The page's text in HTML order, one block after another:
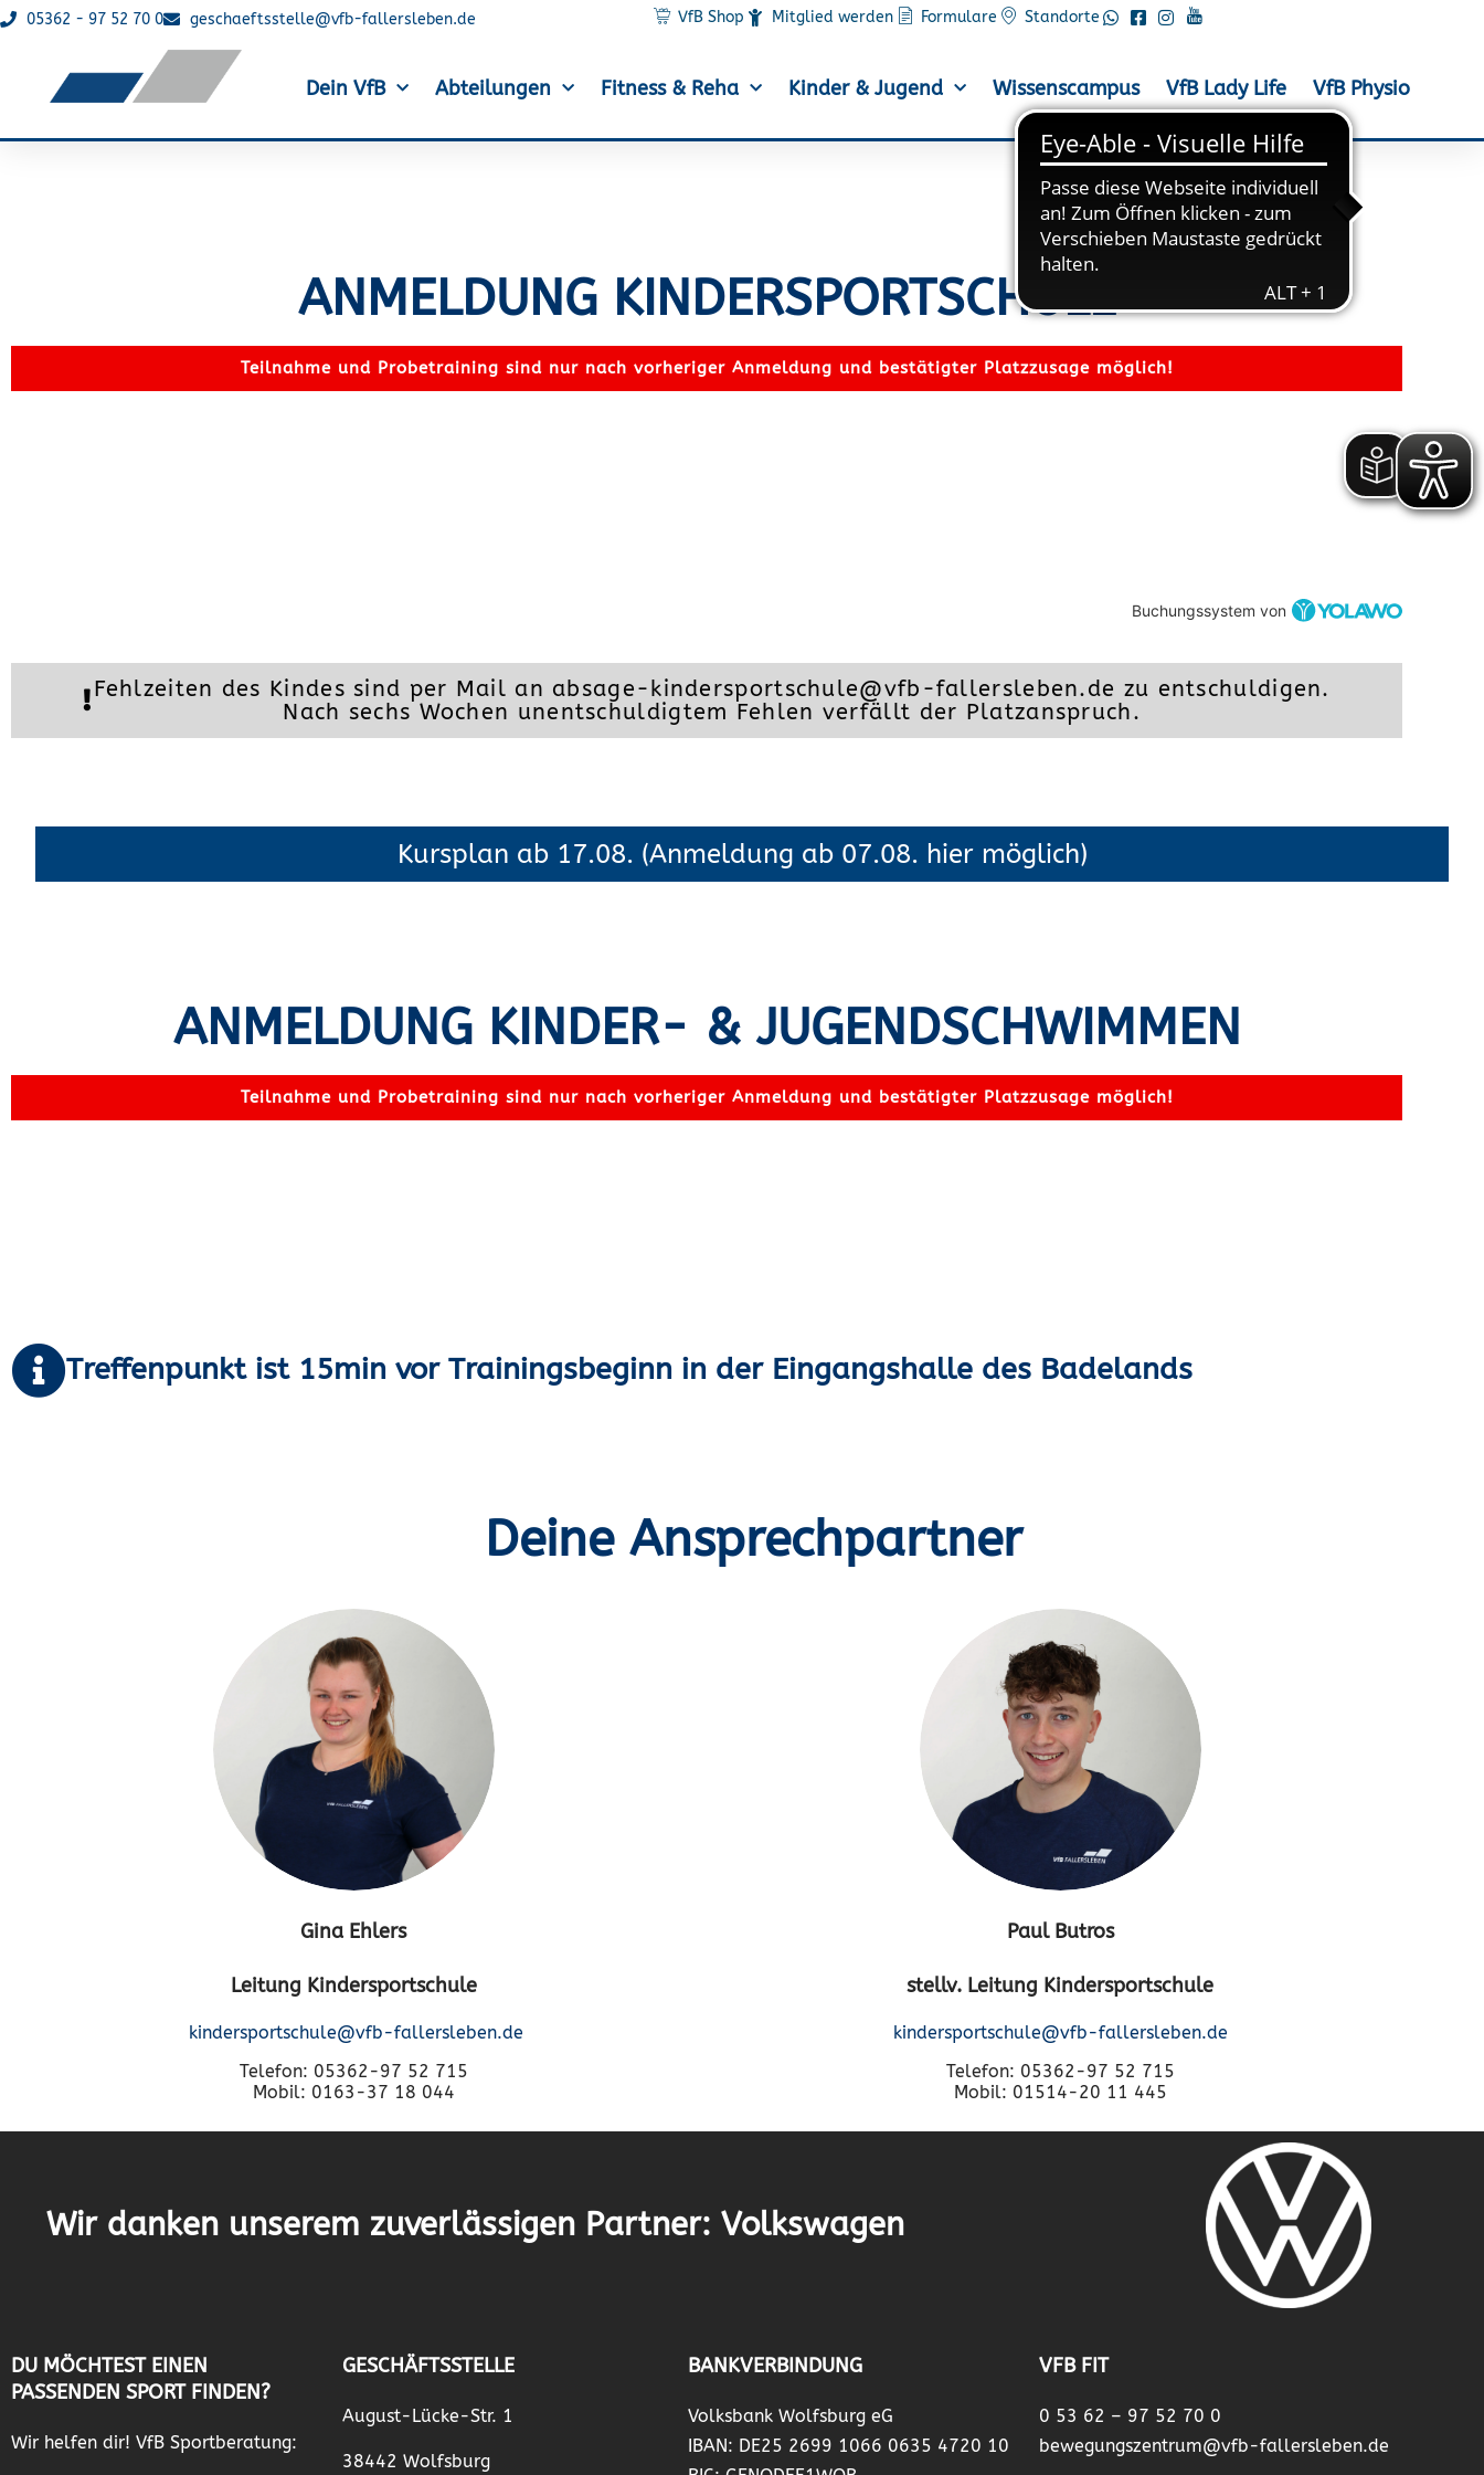
05362 - 97 52 70 0 geschaeftsstelle@vfb-fallersleben.de VfB Shop Mitglied werden Formulare Standorte
Dein VfB Abteilungen Fitness & Reha Kinder & Jugend Wissenscampus VfB Lady Life VfB Physio
ANMELDUNG KINDERSPORTSCHULE
Teilnahme und Probetraining sind nur nach vorheriger Anmeldung und bestätigter Platzzusage möglich!
Buchungssystem von
Fehlzeiten des Kindes sind per Mail an absage-kindersportschule@vfb-fallersleben.de zu entschuldigen.
Nach sechs Wochen unentschuldigtem Fehlen verfällt der Platzanspruch.
Kursplan ab 17.08. (Anmeldung ab 07.08. hier möglich)
ANMELDUNG KINDER- & JUGENDSCHWIMMEN
Teilnahme und Probetraining sind nur nach vorheriger Anmeldung und bestätigter Platzzusage möglich!
Treffenpunkt ist 15min vor Trainingsbeginn in der Eingangshalle des Badelands
Deine Ansprechpartner
Gina Ehlers
Leitung Kindersportschule
kindersportschule@vfb-fallersleben.de
Telefon: 05362-97 52 715
Mobil: 0163-37 18 044
Paul Butros
stellv. Leitung Kindersportschule
kindersportschule@vfb-fallersleben.de
Telefon: 05362-97 52 715
Mobil: 01514-20 11 445
Wir danken unserem zuverlässigen Partner: Volkswagen
DU MÖCHTEST EINEN
PASSENDEN SPORT FINDEN?
Wir helfen dir! VfB Sportberatung:
GESCHÄFTSSTELLE
August-Lücke-Str. 1
38442 Wolfsburg
BANKVERBINDUNG
Volksbank Wolfsburg eG
IBAN: DE25 2699 1066 0635 4720 10
VFB FIT
0 53 62 – 97 52 70 0
bewegungszentrum@vfb-fallersleben.de